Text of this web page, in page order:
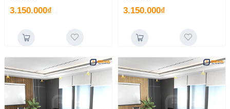
3.150.000₫ 3.150.000₫